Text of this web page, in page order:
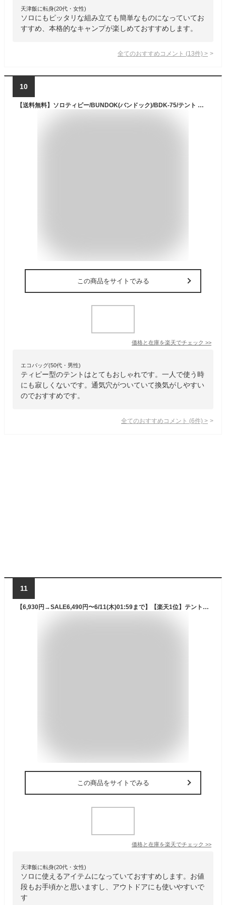
天津飯に転身(20代・女性)
ソロにもピッタリな組み立ても簡単なものになっていてお
すすめ、本格的なキャンプが楽しめておすすめします。
全てのおすすめコメント (13件) >
10
【送料無料】ソロティピー/BUNDOK(バンドック)/BDK-75/テント ソロ モノポールテント ワンポール ティピー型 ティピーテント ソロ 一人用 キャンプ アウトドア
この商品をサイトでみる
価格と在庫を楽天でチェック >>
エコバッグ(50代・男性)
ティピー型のテントはとてもおしゃれです。一人で使う時
にも寂しくないです。通気穴がついていて換気がしやすい
のでおすすめです。
全てのおすすめコメント (6件) >
11
【6,930円→SALE6,490円〜6/11(木)01:59まで】【楽天1位】テント 一人用 ドームテント UVカット ソロテント ドーム型 耐水圧 1,500mm以上 シルバーコーティング メッシュ フルクローズテント キャノピー キャノピーテント インナーテント ■[送料無料]
この商品をサイトでみる
価格と在庫を楽天でチェック >>
天津飯に転身(20代・女性)
ソロに使えるアイテムになっていておすすめします。お値
段もお手頃かと思いますし、アウトドアにも使いやすいで
す